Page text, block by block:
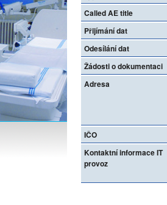
Called AE title
Přijímání dat
Odesílání dat
Žádosti o dokumentaci
Adresa
IČO
Kontaktní informace IT
provoz